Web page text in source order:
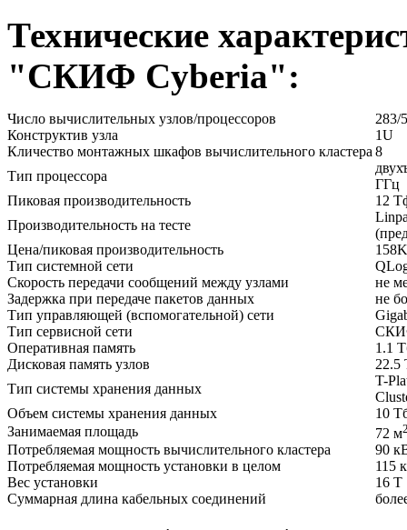
Технические
"СКИФ Cyberia":
Число вычислительных узлов/процессоров
283/
Конструктив узла
1U
Кличество монтажных шкафов вычислительного кластера 8
Тип процессора
ГГц
Пиковая производительность
12
Производительность на тесте
Цена/пиковая производительность
Тип системной сети
Скорость передачи сообщений между узлами
не
Задержка при передаче пакетов данных
не
Тип управляющей (вспомогательной) сети
Тип сервисной сети
Оперативная память
1.1
Дисковая память узлов
22.5
Тип системы хранения данных
T-
Объем системы хранения данных
10
Занимаемая площадь
72 м
Потребляемая мощность вычислительного кластера
90
Потребляемая мощность установки в целом
115
Вес установки
16 Т
Суммарная длина кабельных соединений